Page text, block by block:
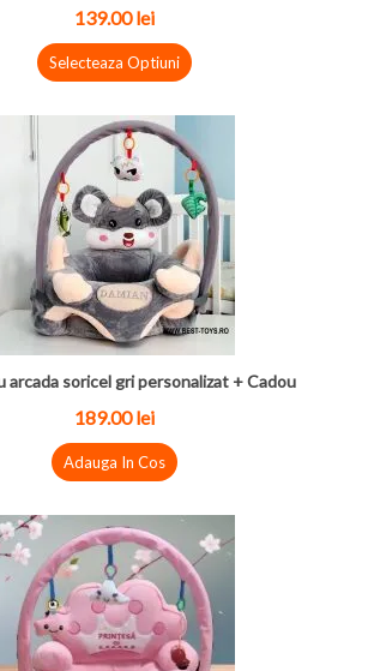
139.00 lei
Selecteaza Optiuni
arcada soricel gri personalizat + Cadou
189.00 lei
Adauga In Cos